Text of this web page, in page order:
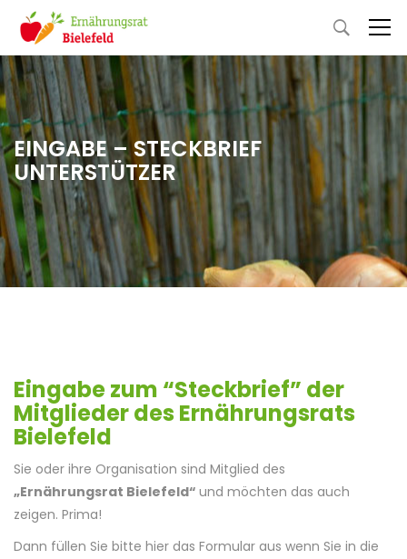
EINGABE – STECKBRIEF
UNTERSTÜTZER
Eingabe zum “Steckbrief” der
Mitglieder des Ernährungsrats
Bielefeld
Sie oder ihre Organisation sind Mitglied des
„Ernährungsrat Bielefeld“ und möchten das auch
zeigen. Prima!
Dann füllen Sie bitte hier das Formular aus wenn Sie in die